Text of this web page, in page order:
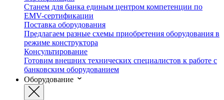
Станем для банка единым центром компетенции по
EMV-сертификации
Поставка оборудования
Предлагаем разные схемы приобретения оборудования в
режиме конструктора
Консультирование
Готовим внешних технических специалистов к работе с
банковским оборудованием
Оборудование